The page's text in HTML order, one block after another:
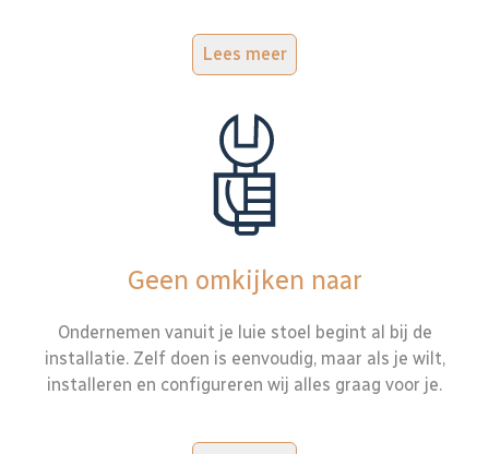
Lees meer
Geen omkijken naar
Ondernemen vanuit je luie stoel begint al bij de
installatie. Zelf doen is eenvoudig, maar als je wilt,
installeren en configureren wij alles graag voor je.